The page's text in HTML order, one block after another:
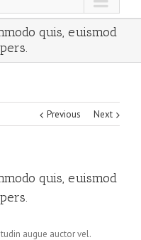
quis, euismod
Previous Next
quis, euismod
augue auctor vel.